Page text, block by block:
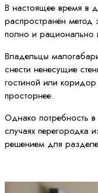
В настоящее время в
распространён
полно и рационально
Владельцы
снести ненесущие
гостиной или коридор
просторнее.
Однако потребность в
случаях перегородка
решением для